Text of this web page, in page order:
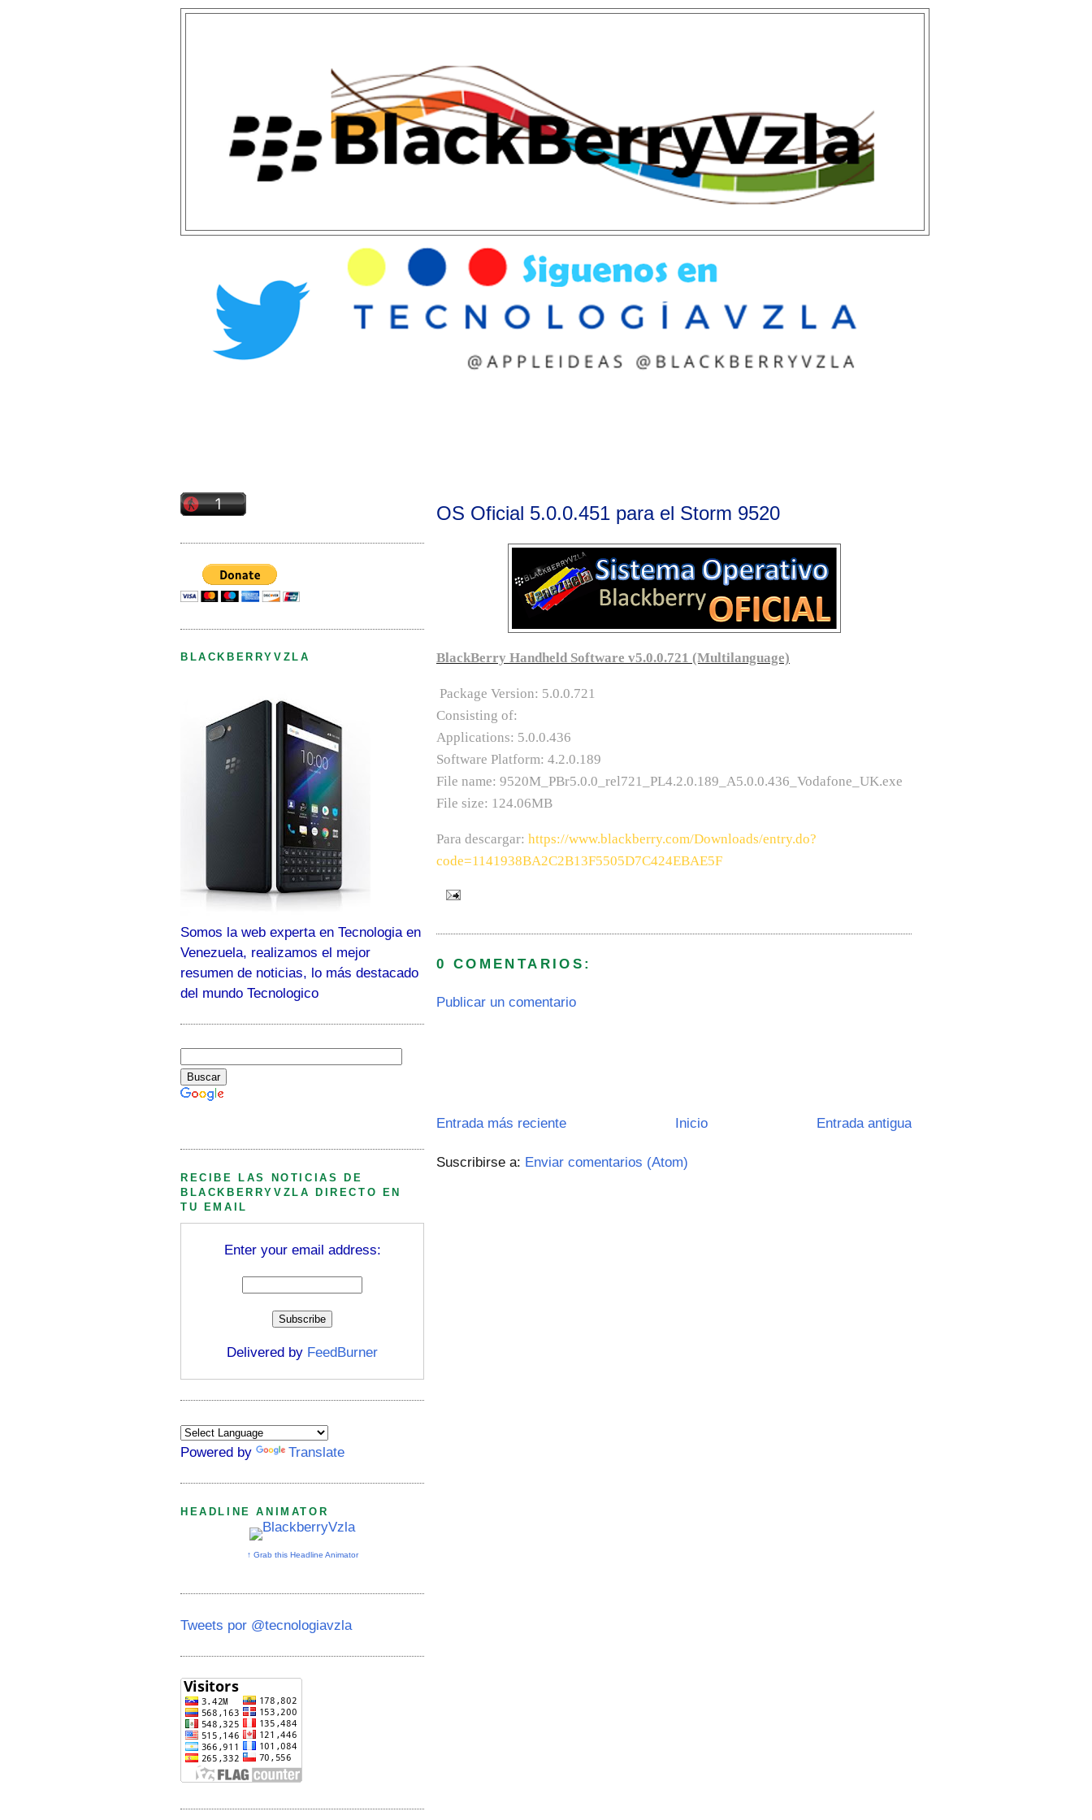
OS Oficial 5.0.0.451 para el Storm 9520
BlackBerry Handheld Software v5.0.0.721 (Multilanguage)
Package Version: 5.0.0.721
Consisting of:
Applications: 5.0.0.436
Software Platform: 4.2.0.189
File name: 9520M_PBr5.0.0_rel721_PL4.2.0.189_A5.0.0.436_Vodafone_UK.exe
File size: 124.06MB
Para descargar: https://www.blackberry.com/Downloads/entry.do?
code=1141938BA2C2B13F5505D7C424EBAE5F
0 COMENTARIOS:
Publicar un comentario
Entrada más reciente Entrada antigua
Inicio
Suscribirse a: Enviar comentarios (Atom)
BLACKBERRYVZLA
Somos la web experta en Tecnologia en
Venezuela, realizamos el mejor
resumen de noticias, lo más destacado
del mundo Tecnologico
RECIBE LAS NOTICIAS DE
BLACKBERRYVZLA DIRECTO EN
TU EMAIL
Enter your email address:
Delivered by FeedBurner
Powered by Translate
HEADLINE ANIMATOR
↑ Grab this Headline Animator
Tweets por @tecnologiavzla